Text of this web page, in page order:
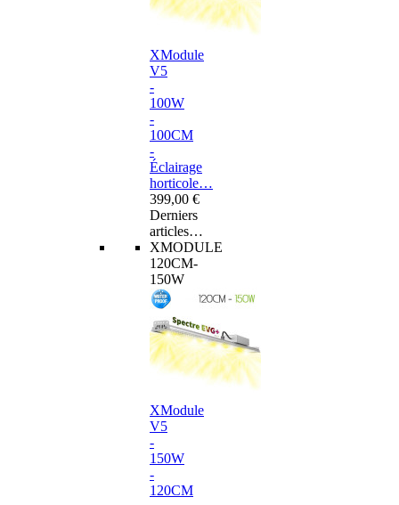
XModule
V5
-
100W
-
100CM
-
Éclairage
horticole…
399,00 €
Derniers
articles…
XMODULE
120CM-
150W
XModule
V5
-
150W
-
120CM